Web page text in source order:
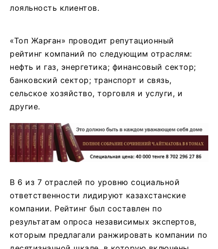
лояльность клиентов.
«Топ Жарған» проводит репутационный
рейтинг компаний по следующим отраслям:
нефть и газ, энергетика; финансовый сектор;
банковский сектор; транспорт и связь,
сельское хозяйство, торговля и услуги, и
другие.
В 6 из 7 отраслей по уровню социальной
ответственности лидируют казахстанские
компании. Рейтинг был составлен по
результатам опроса независимых экспертов,
которым предлагали ранжировать компании по